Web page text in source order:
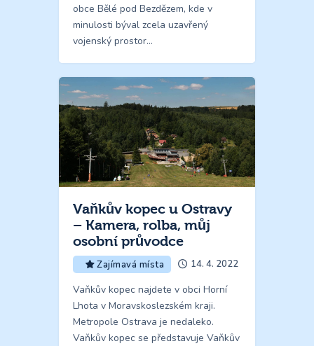
obce Bělé pod Bezdězem, kde v
minulosti býval zcela uzavřený
vojenský prostor…
Vaňkův kopec u Ostravy
– Kamera, rolba, můj
osobní průvodce
Zajímavá místa 14. 4. 2022
Vaňkův kopec najdete v obci Horní
Lhota v Moravskoslezském kraji.
Metropole Ostrava je nedaleko.
Vaňkův kopec se představuje Vaňkův